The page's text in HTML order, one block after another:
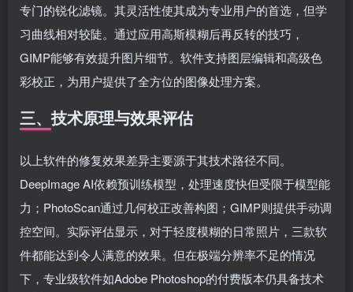
专门的锐化滤镜。其灵活性使其成为专业用户的首选，但学
习曲线相对较陡。通过应用高斯模糊后再反转的技巧，
GIMP能够有效提升图片细节。软件支持图层编辑和高级色
彩校正，为用户提供了全方位的图像处理方案。
三、技术原理与效果评估
以上软件的修复效果差异主要源于其技术路径不同。
DeepImage AI依赖预训练模型，处理速度快但受限于模型能
力；PhotoScan通过几何校正改善构图；GIMP则提供手动调
控空间。实际评估显示，对于轻度模糊的日常照片，三款软
件都能达到令人满意的效果。但在极端分辨率不足的情况
下，专业级软件如Adobe Photoshop的付费版本仍具备技术